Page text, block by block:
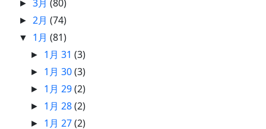
►3月(80)
► 2月(74)
▼ 1月(81)
► 1月 31(3)
► 1月 30(3)
► 1月 29(2)
► 1月 28(2)
► 1月 27(2)